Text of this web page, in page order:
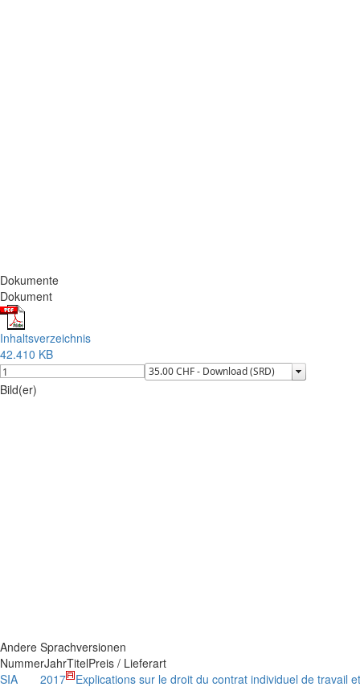
Dokumente
Dokument
Inhaltsverzeichnis
42.410 KB
Bild(er)
Andere Sprachversionen
NummerJahrTitelPreis / Lieferart
SIA
2017
Explications sur le droit du contrat individuel de travail